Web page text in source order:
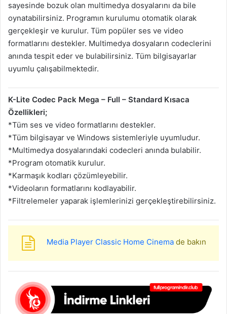
sayesinde bozuk olan multimedya dosyalarını da bile
oynatabilirsiniz. Programın kurulumu otomatik olarak
gerçekleşir ve kurulur. Tüm popüler ses ve video
formatlarını destekler. Multimedya dosyaların codeclerini
anında tespit eder ve bulabilirsiniz. Tüm bilgisayarlar
uyumlu çalışabilmektedir.
K-Lite Codec Pack Mega – Full – Standard Kısaca
Özellikleri;
*Tüm ses ve video formatlarını destekler.
*Tüm bilgisayar ve Windows sistemleriyle uyumludur.
*Multimedya dosyalarındaki codecleri anında bulabilir.
*Program otomatik kurulur.
*Karmaşık kodları çözümleyebilir.
*Videoların formatlarını kodlayabilir.
*Filtrelemeler yaparak işlemlerinizi gerçekleştirebilirsiniz.
Media Player Classic Home Cinemade bakın